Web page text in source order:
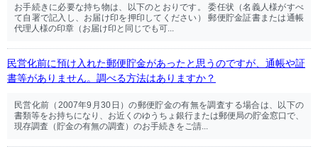
お手続きに必要な持ち物は、以下のとおりです。 委任状（名義人様がすべ
て自署で記入し、お届け印を押印してください） 郵便貯金証書または通帳
代理人様の印章（お届け印と同じでも可...
民営化前に預け入れた郵便貯金があったと思うのですが、通帳や証
書等がありません。調べる方法はありますか？
民営化前（2007年9月30日）の郵便貯金の有無を調査する場合は、以下の
書類等をお持ちになり、お近くのゆうちょ銀行または郵便局の貯金窓口で、
現存調査（貯金の有無の調査）のお手続きをご請...